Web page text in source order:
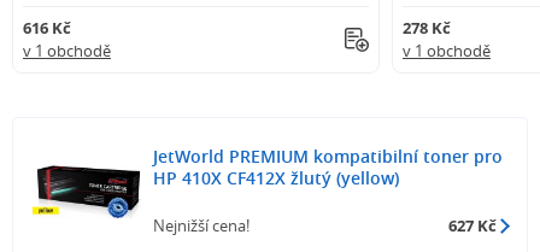
616 Kč
v 1 obchodě
278 Kč
v 1 obchodě
JetWorld PREMIUM kompatibilní toner pro
HP 410X CF412X žlutý (yellow)
Nejnižší cena! 627 Kč